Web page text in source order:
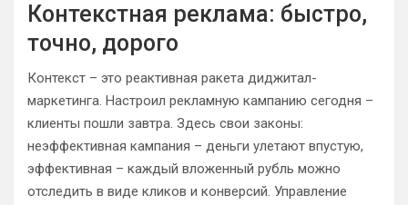
Контекстная реклама: быстро,
точно, дорого
Контекст – это реактивная ракета диджитал-
маркетинга. Настроил рекламную кампанию сегодня –
клиенты пошли завтра. Здесь свои законы:
неэффективная кампания – деньги улетают впустую,
эффективная – каждый вложенный рубль можно
отследить в виде кликов и конверсий. Управление